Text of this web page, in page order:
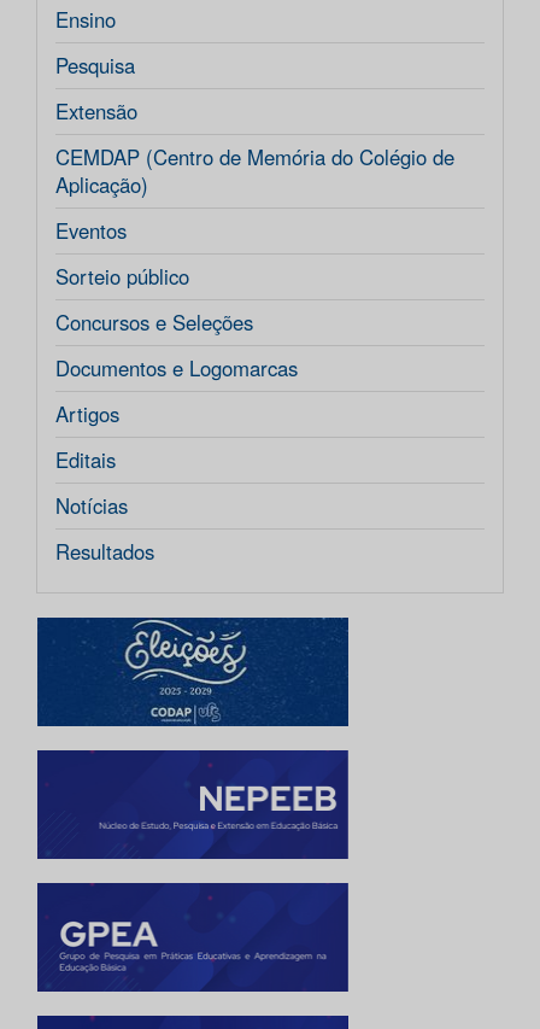
Ensino
Pesquisa
Extensão
CEMDAP (Centro de Memória do Colégio de
Aplicação)
Eventos
Sorteio público
Concursos e Seleções
Documentos e Logomarcas
Artigos
Editais
Notícias
Resultados